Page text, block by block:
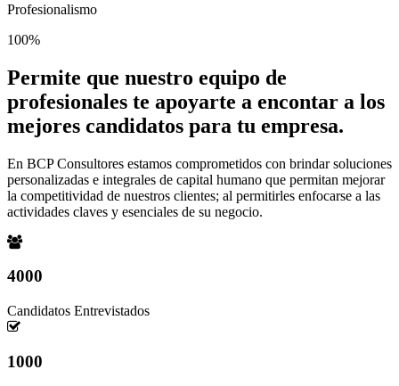
Profesionalismo
100%
Permite que nuestro equipo de
profesionales te apoyarte a encontar a los
mejores candidatos para tu empresa.
En BCP Consultores estamos comprometidos con brindar soluciones
personalizadas e integrales de capital humano que permitan mejorar
la competitividad de nuestros clientes; al permitirles enfocarse a las
actividades claves y esenciales de su negocio.
4000
Candidatos Entrevistados
1000